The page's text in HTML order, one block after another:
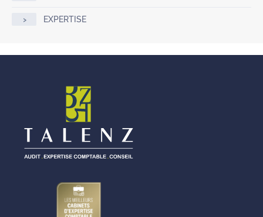
EXPERTISE